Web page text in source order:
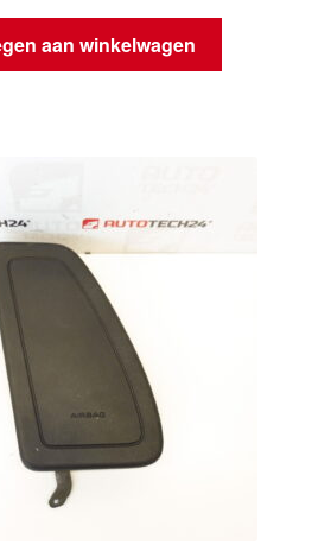
aan winkelwagen